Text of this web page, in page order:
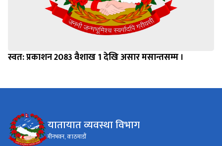
स्वत: प्रकाशन 2083 वैशाख 1 देखि असार मसान्तसम्म ।
यातायात व्यवस्था विभाग
मीनभवन, काठमाडौं